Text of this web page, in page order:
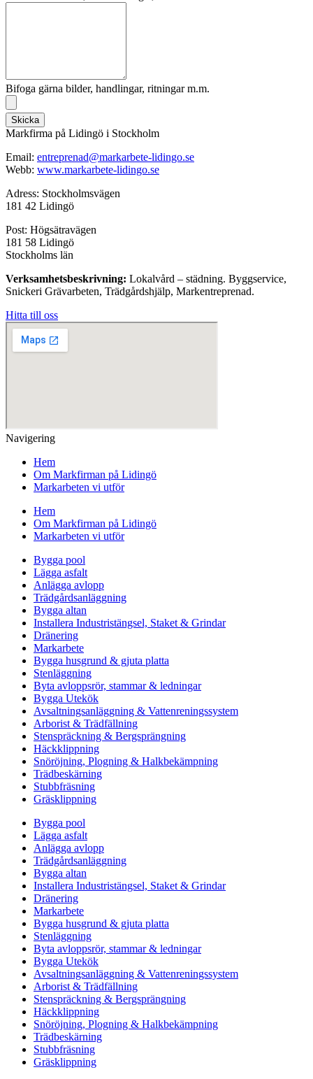
Bifoga gärna bilder, handlingar, ritningar m.m.
Skicka
Markfirma på Lidingö i Stockholm
Email: entreprenad@markarbete-lidingo.se
Webb: www.markarbete-lidingo.se
Adress: Stockholmsvägen
181 42 Lidingö
Post: Högsätravägen
181 58 Lidingö
Stockholms län
Verksamhetsbeskrivning: Lokalvård – städning. Byggservice,
Snickeri Grävarbeten, Trädgårdshjälp, Markentreprenad.
Hitta till oss
Navigering
Hem
Om Markfirman på Lidingö
Markarbeten vi utför
Hem
Om Markfirman på Lidingö
Markarbeten vi utför
Bygga pool
Lägga asfalt
Anlägga avlopp
Trädgårdsanläggning
Bygga altan
Installera Industristängsel, Staket & Grindar
Dränering
Markarbete
Bygga husgrund & gjuta platta
Stenläggning
Byta avloppsrör, stammar & ledningar
Bygga Utekök
Avsaltningsanläggning & Vattenreningssystem
Arborist & Trädfällning
Stenspräckning & Bergsprängning
Häckklippning
Snöröjning, Plogning & Halkbekämpning
Trädbeskärning
Stubbfräsning
Gräsklippning
Bygga pool
Lägga asfalt
Anlägga avlopp
Trädgårdsanläggning
Bygga altan
Installera Industristängsel, Staket & Grindar
Dränering
Markarbete
Bygga husgrund & gjuta platta
Stenläggning
Byta avloppsrör, stammar & ledningar
Bygga Utekök
Avsaltningsanläggning & Vattenreningssystem
Arborist & Trädfällning
Stenspräckning & Bergsprängning
Häckklippning
Snöröjning, Plogning & Halkbekämpning
Trädbeskärning
Stubbfräsning
Gräsklippning